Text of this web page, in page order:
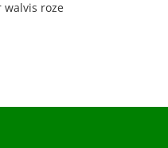
walvis roze